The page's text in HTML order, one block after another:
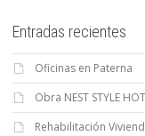
Entradas recientes
Oficinas en Paterna
Obra NEST STYLE
Rehabilitación